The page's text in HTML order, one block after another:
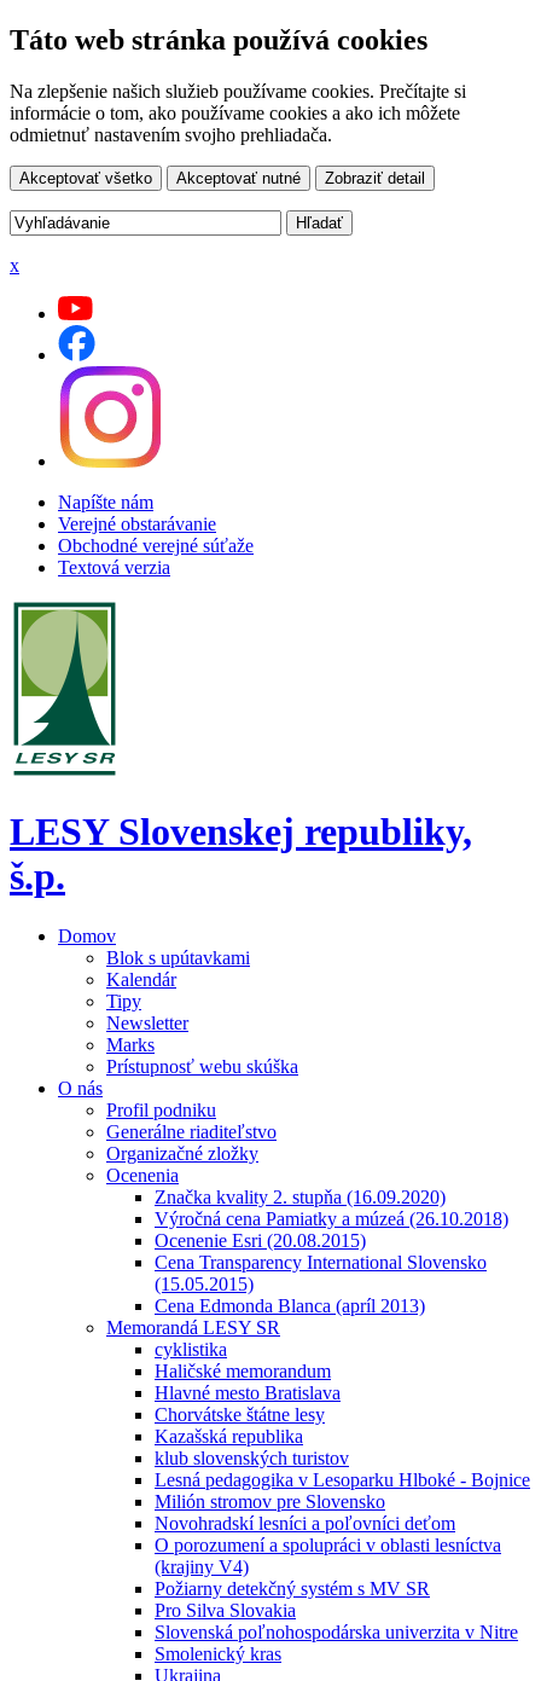
Táto web stránka používá cookies
Na zlepšenie našich služieb používame cookies. Prečítajte si
informácie o tom, ako používame cookies a ako ich môžete
odmietnuť nastavením svojho prehliadača.
Akceptovať všetko Akceptovať nutné Zobraziť detail
x
Napíšte nám
Verejné obstarávanie
Obchodné verejné súťaže
Textová verzia
LESY Slovenskej republiky,
š.p.
Domov
Blok s upútavkami
Kalendár
Tipy
Newsletter
Marks
Prístupnosť webu skúška
O nás
Profil podniku
Generálne riaditeľstvo
Organizačné zložky
Ocenenia
Značka kvality 2. stupňa (16.09.2020)
Výročná cena Pamiatky a múzeá (26.10.2018)
Ocenenie Esri (20.08.2015)
Cena Transparency International Slovensko
(15.05.2015)
Cena Edmonda Blanca (apríl 2013)
Memorandá LESY SR
cyklistika
Haličské memorandum
Hlavné mesto Bratislava
Chorvátske štátne lesy
Kazašská republika
klub slovenských turistov
Lesná pedagogika v Lesoparku Hlboké - Bojnice
Milión stromov pre Slovensko
Novohradskí lesníci a poľovníci deťom
O porozumení a spolupráci v oblasti lesníctva
(krajiny V4)
Požiarny detekčný systém s MV SR
Pro Silva Slovakia
Slovenská poľnohospodárska univerzita v Nitre
Smolenický kras
Ukrajina